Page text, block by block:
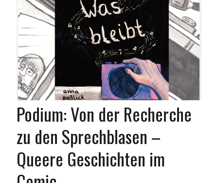
Podium: Von der Recherche
zu den Sprechblasen –
Queere Geschichten im